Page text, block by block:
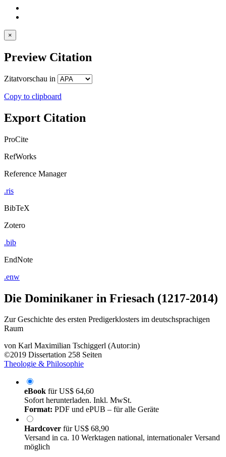
×
Preview Citation
Zitatvorschau in
Copy to clipboard
Export Citation
ProCite
RefWorks
Reference Manager
.ris
BibTeX
Zotero
.bib
EndNote
.enw
Die Dominikaner in Friesach (1217-2014)
Zur Geschichte des ersten Predigerklosters im deutschsprachigen
Raum
von Karl Maximilian Tschiggerl (Autor:in)
©2019 Dissertation 258 Seiten
Theologie & Philosophie
eBook fürUS$ 64,60
Sofort herunterladen. Inkl. MwSt.
Format: PDF und ePUB – für alle Geräte
Hardcover fürUS$ 68,90
Versand in ca. 10 Werktagen national, internationaler Versand
möglich